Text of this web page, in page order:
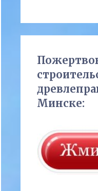
Минске: